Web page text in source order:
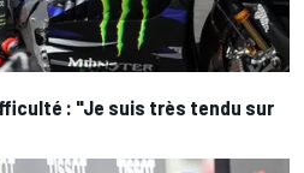
: "Je suis très tendu sur